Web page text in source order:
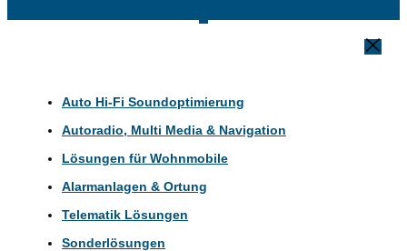
Auto Hi-Fi Soundoptimierung
Autoradio, Multi Media & Navigation
Lösungen für Wohnmobile
Alarmanlagen & Ortung
Telematik Lösungen
Sonderlösungen